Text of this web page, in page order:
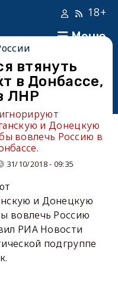
Меню
18+
втянуть
в Донбассе,
ЛНР
и Донецкую
вовлечь Россию в
31/10/2018 - 09:35
и Донецкую
вовлечь Россию
РИА Новости
подгруппе